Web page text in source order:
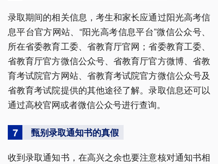
录取期间的相关信息，考生和家长应通过阳光高考信
息平台官方网站、“阳光高考信息平台”微信公众号、
所在省委教育工委、省教育厅官网；省委教育工委、
省教育厅官方微信公众号、省教育厅官方微博、省教
育考试院官方网站、省教育考试院官方微信公众号及
省教育考试院提供的其他途径了解。录取信息还可以
通过高校官网或者微信公众号进行查询。
7
甄别录取通知书的真假
收到录取通知书，在高兴之余也要注意核对通知书相